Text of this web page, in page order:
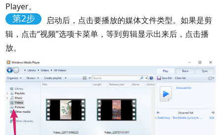
Player。
第2步
启动后，点击要播放的媒体文件类型。如果是剪
辑，点击“视频”选项卡菜单，等到剪辑显示出来后，点击播
放。